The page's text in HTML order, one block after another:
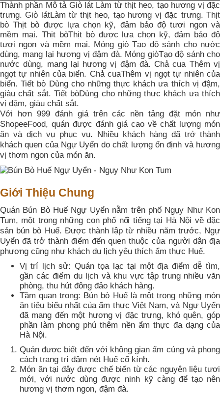
Thành phần Mô tả Giò lát Làm từ thịt heo, tạo hương vị đặc
trưng. Giò látLàm từ thịt heo, tạo hương vị đặc trưng. Thịt
bò Thịt bò được lựa chọn kỹ, đảm bảo độ tươi ngon và
mềm mại. Thịt bòThịt bò được lựa chọn kỹ, đảm bảo độ
tươi ngon và mềm mại. Móng giò Tạo độ sánh cho nước
dùng, mang lại hương vị đậm đà. Móng giòTạo độ sánh cho
nước dùng, mang lại hương vị đậm đà. Chả cua Thêm vị
ngọt tự nhiên của biển. Chả cuaThêm vị ngọt tự nhiên của
biển. Tiết bò Dùng cho những thực khách ưa thích vị đậm,
giàu chất sắt. Tiết bòDùng cho những thực khách ưa thích
vị đậm, giàu chất sắt.
Với hơn 999 đánh giá trên các nền tảng đặt món như
ShopeeFood, quán được đánh giá cao về chất lượng món
ăn và dịch vụ phục vụ. Nhiều khách hàng đã trở thành
khách quen của Ngự Uyển do chất lượng ổn định và hương
vị thơm ngon của món ăn.
Giới Thiệu Chung
Quán Bún Bò Huế Ngự Uyển nằm trên phố Ngụy Như Kon
Tum, một trong những con phố nổi tiếng tại Hà Nội về đặc
sản bún bò Huế. Được thành lập từ nhiều năm trước, Ngự
Uyển đã trở thành điểm đến quen thuộc của người dân địa
phương cũng như khách du lịch yêu thích ẩm thực Huế.
Vị trí lịch sử: Quán tọa lạc tại một địa điểm dễ tìm,
gần các điểm du lịch và khu vực tập trung nhiều văn
phòng, thu hút đông đảo khách hàng.
Tầm quan trọng: Bún bò Huế là một trong những món
ăn tiêu biểu nhất của ẩm thực Việt Nam, và Ngự Uyển
đã mang đến một hương vị đặc trưng, khó quên, góp
phần làm phong phú thêm nền ẩm thực đa dạng của
Hà Nội.
Quán được biết đến với không gian ấm cúng và phong
cách trang trí đậm nét Huế cổ kính.
Món ăn tại đây được chế biến từ các nguyên liệu tươi
mới, với nước dùng được ninh kỹ càng để tạo nên
hương vị thơm ngon, đậm đà.